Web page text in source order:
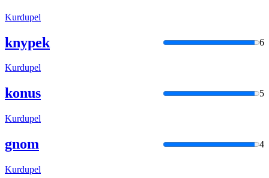
Kurdupel
knypek 6
Kurdupel
konus 5
Kurdupel
gnom 4
Kurdupel